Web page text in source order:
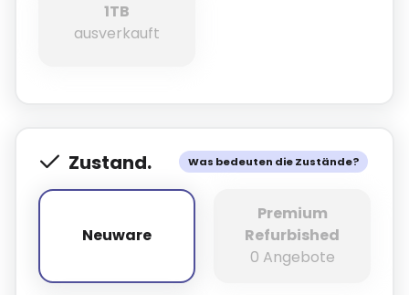
1TB
ausverkauft
1TB
Was bedeuten die Zustände?
Zustand.
Neuware
Neuware
Premium
Refurbished
0 Angebote